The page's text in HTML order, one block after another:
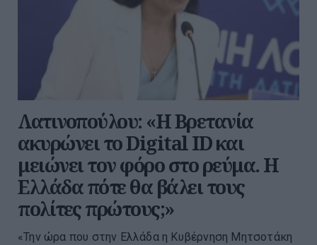
Λατινοπούλου: «H Βρετανία
ακυρώνει το Digital ID και
μειώνει τον φόρο στο ρεύμα. Η
Ελλάδα πότε θα βάλει τους
πολίτες πρώτους;»
«Την ώρα που στην Ελλάδα η Κυβέρνηση Μητσοτάκη